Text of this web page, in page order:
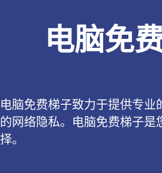
电脑免
电脑免费梯子致力于提供专业
的网络隐私。电脑免费梯子是
择。